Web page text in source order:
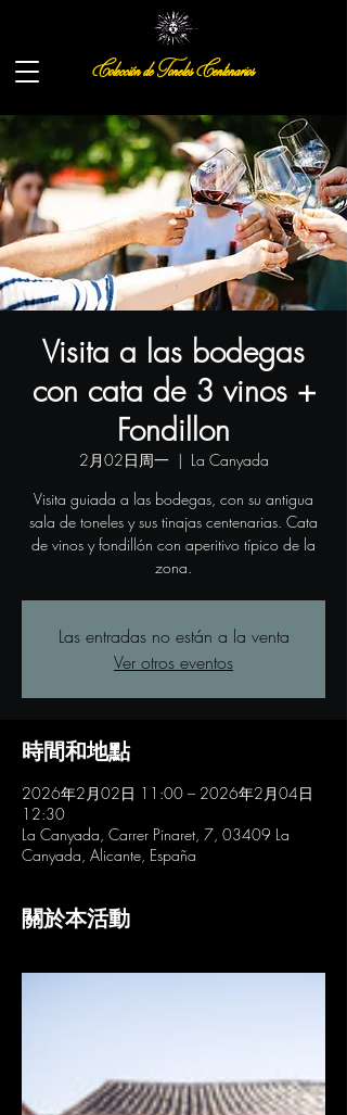
Colección de Toneles Centenarios
Visita a las bodegas
con cata de 3 vinos +
Fondillon
2月02日周一
  |
La Canyada
Visita guiada a las bodegas, con su antigua
sala de toneles y sus tinajas centenarias. Cata
de vinos y fondillón con aperitivo típico de la
zona.
Las entradas no están a la venta
Ver otros eventos
時間和地點
2026年2月02日 11:00 – 2026年2月04日
12:30
La Canyada, Carrer Pinaret, 7, 03409 La
Canyada, Alicante, España
關於本活動